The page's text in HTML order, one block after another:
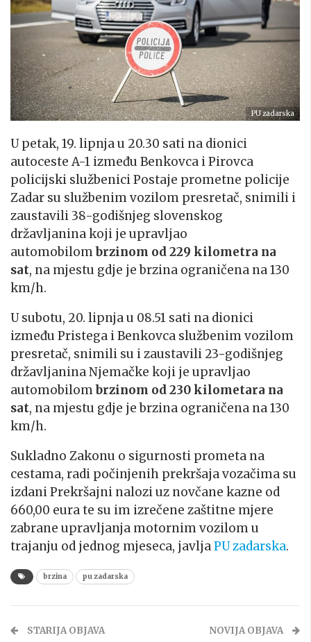
PU zadarska
U petak, 19. lipnja u 20.30 sati na dionici
autoceste A-1 između Benkovca i Pirovca
policijski službenici Postaje prometne policije
Zadar su službenim vozilom presretač, snimili i
zaustavili 38-godišnjeg slovenskog
državljanina koji je upravljao
automobilombrzinom od 229 kilometra na
sat, na mjestu gdje je brzina ograničena na 130
km/h.
U subotu, 20. lipnja u 08.51 sati na dionici
između Pristega i Benkovca službenim vozilom
presretač, snimili su i zaustavili 23-godišnjeg
državljanina Njemačke koji je upravljao
automobilombrzinom od 230 kilometara na
sat, na mjestu gdje je brzina ograničena na 130
km/h.
Sukladno Zakonu o sigurnosti prometa na
cestama, radi počinjenih prekršaja vozačima su
izdani Prekršajni nalozi uz novčane kazne od
660,00 eura te su im izrečene zaštitne mjere
zabrane upravljanja motornim vozilom u
trajanju od jednog mjeseca, javljaPU zadarska.
brzina pu zadarska
STARIJA OBJAVA NOVIJA OBJAVA